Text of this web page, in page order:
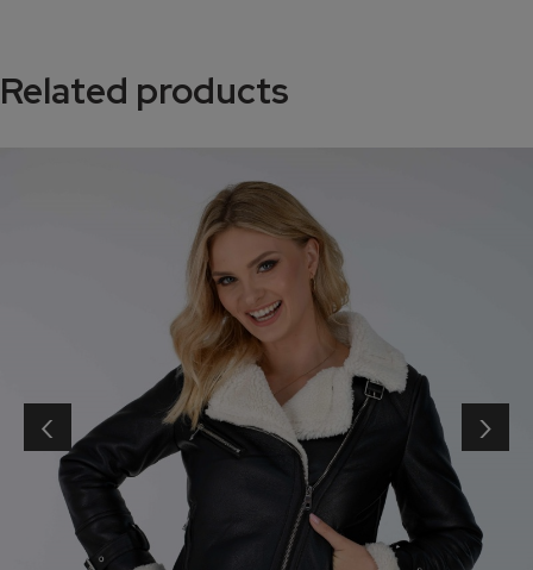
Related products
‹ ›